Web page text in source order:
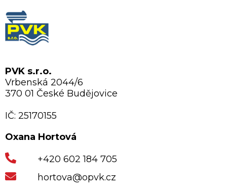
PVK s.r.o.
Vrbenská 2044/6
370 01 České Budějovice
IČ: 25170155
Oxana Hortová
+420 602 184 705
hortova@opvk.cz